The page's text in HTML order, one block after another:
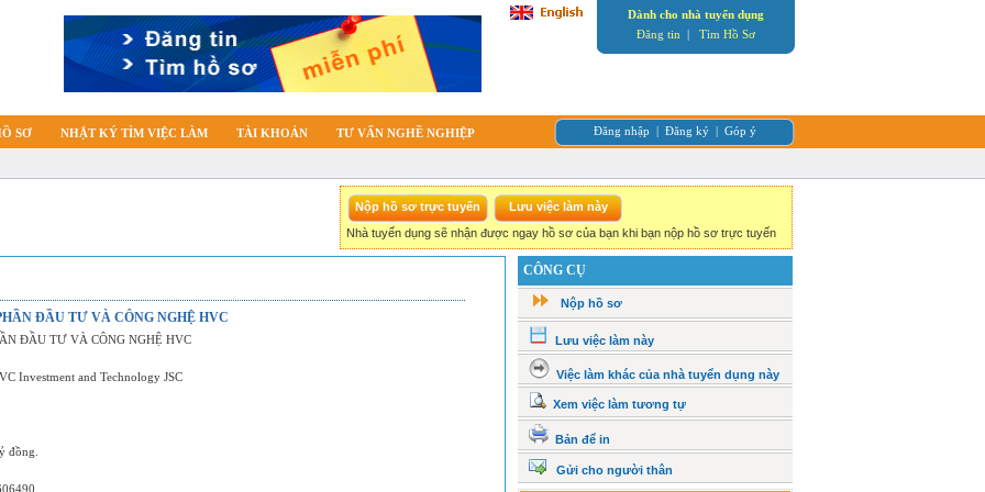
Dành cho nhà tuyển dụng
Đăng tin | Tìm Hồ Sơ
SƠ NHẬT KÝ TÌM VIỆC LÀM TÀI KHOẢN TƯ VẤN NGHỀ NGHIỆP Đăng nhập | Đăng ký | Góp ý
Nhà tuyển dụng sẽ nhận được ngay hồ sơ của bạn khi bạn nộp hồ sơ trực tuyến
ĐẦU TƯ VÀ CÔNG NGHỆ HVC
ĐẦU TƯ VÀ CÔNG NGHỆ HVC
Investment and Technology JSC
đồng.
CÔNG CỤ
Nộp hồ sơ
Lưu việc làm này
Việc làm khác của nhà tuyển dụng này
Xem việc làm tương tự
Bản để in
Gửi cho người thân